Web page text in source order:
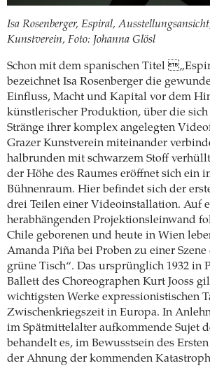
Isa Rosenberger, Espiral,
Kunstverein, Foto: Johanna Glösl
Schon mit dem spanischen Titel
bezeichnet Isa Rosenberger die
Einfluss, Macht und Kapital vor dem
künstlerischer Produktion, über die
Stränge ihrer komplex angelegten
Grazer Kunstverein miteinander
halbrunden mit schwarzem Stoff
der Höhe des Raumes eröffnet sich ein
Bühnenraum. Hier befindet sich der
drei Teilen einer Videoinstallation. Auf
herabhängenden Projektionsleinwand
Chile geborenen und heute in Wien
Amanda Piña bei Proben zu einer Szene
grüne Tisch“. Das ursprünglich 1932 in
Ballett des Choreographen Kurt Jooss
wichtigsten Werke expressionistischen
Zwischenkriegszeit in Europa. In
im Spätmittelalter aufkommende Sujet
behandelt es, im Bewusstsein des
der Ahnung der kommenden